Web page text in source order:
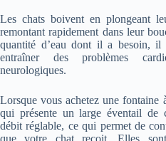
Les chats boivent en plongeant
remontant rapidement dans leur
quantité d’eau dont il a besoin, il
entraîner des problèmes
neurologiques.
Lorsque vous achetez une fontaine
qui présente un large éventail de
débit réglable, ce qui permet de